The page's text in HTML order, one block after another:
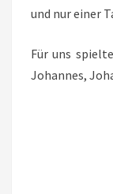
und nur einer
Für uns
Johannes,